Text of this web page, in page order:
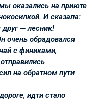
оказались на приюте
И сказала:
— лесник!
очень обрадовался
с финиками,
на обратном пути
идти стало